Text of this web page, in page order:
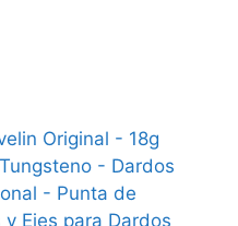
Original - 18g
- Dardos
- Punta de
Ejes para Dardos